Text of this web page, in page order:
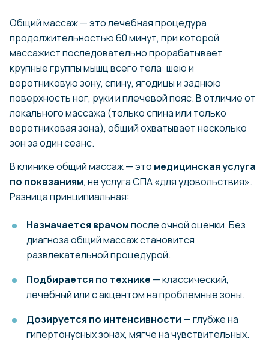
Общий массаж — это лечебная процедура
продолжительностью 60 минут, при которой
массажист последовательно прорабатывает
крупные группы мышц всего тела: шею и
воротниковую зону, спину, ягодицы и заднюю
поверхность ног, руки и плечевой пояс. В отличие от
локального массажа (только спина или только
воротниковая зона), общий охватывает несколько
зон за один сеанс.
В клинике общий массаж — это медицинская услуга
по показаниям, не услуга СПА «для удовольствия».
Разница принципиальная:
Назначается врачомпосле очной оценки. Без
диагноза общий массаж становится
развлекательной процедурой.
Подбирается по технике — классический,
лечебный или с акцентом на проблемные зоны.
Дозируется по интенсивности — глубже на
гипертонусных зонах, мягче на чувствительных.